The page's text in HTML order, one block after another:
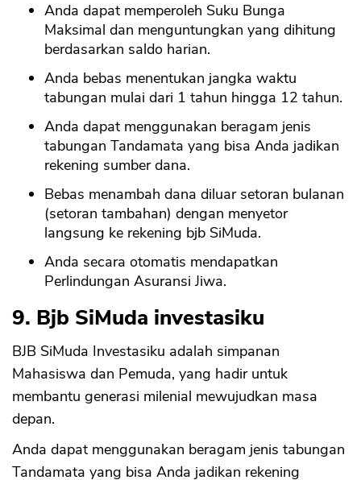
Anda dapat memperoleh Suku Bunga
Maksimal dan menguntungkan yang dihitung
berdasarkan saldo harian.
Anda bebas menentukan jangka waktu
tabungan mulai dari 1 tahun hingga 12 tahun.
Anda dapat menggunakan beragam jenis
tabungan Tandamata yang bisa Anda jadikan
rekening sumber dana.
Bebas menambah dana diluar setoran bulanan
(setoran tambahan) dengan menyetor
langsung ke rekening bjb SiMuda.
Anda secara otomatis mendapatkan
Perlindungan Asuransi Jiwa.
9. Bjb SiMuda investasiku
BJB SiMuda Investasiku adalah simpanan
Mahasiswa dan Pemuda, yang hadir untuk
membantu generasi milenial mewujudkan masa
depan.
Anda dapat menggunakan beragam jenis tabungan
Tandamata yang bisa Anda jadikan rekening